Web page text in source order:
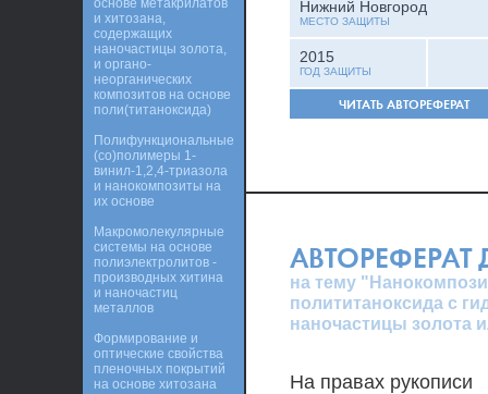
Нижний Новгород
МЕСТО ЗАЩИТЫ
2015
ГОД ЗАЩИТЫ
ЧИТАТЬ АВТОРЕФЕРАТ
АВТОРЕФЕРАТ
на тему
полититаноксида с
наночастицы золота
На правах рукописи
основе метакрилатов
и хитозана,
содержащих
наночастицы золота,
и органо-
неорганических
композитов на основе
поли(титаноксида)
Полифункциональные
(co)полимеры 1-
винил-1,2,4-триазола
и нанокомпозиты на
их основе
Макромолекулярные
системы на основе
полиэлектролитов -
производных хитина
и наночастиц
металлов
Формирование и
оптические свойства
пленочных покрытий
на основе хитозана